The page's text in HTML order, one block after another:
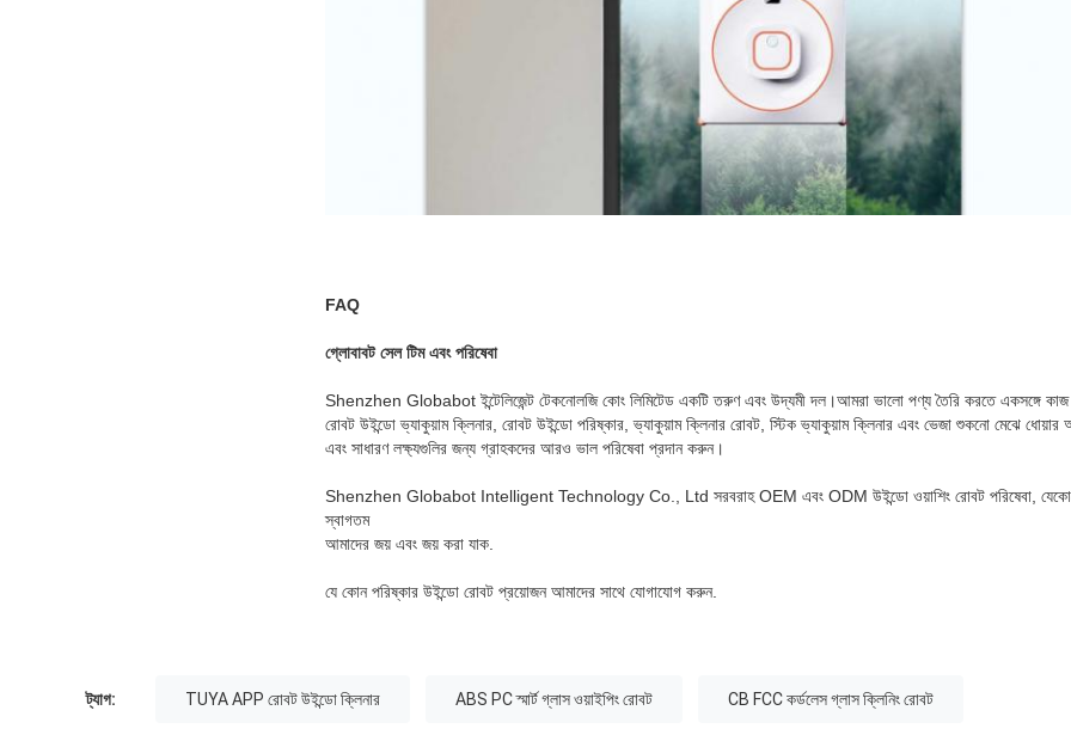
FAQ
গ্লোবাবট সেল টিম এবং পরিষেবা
Shenzhen Globabot ইন্টেলিজেন্ট টেকনোলজি কোং লিমিটেড একটি তরুণ এবং উদ্যমী দল।আমরা ভালো পণ্য তৈরি করতে একসঙ্গে কাজ
রোবট উইন্ডো ভ্যাকুয়াম ক্লিনার, রোবট উইন্ডো পরিষ্কার, ভ্যাকুয়াম ক্লিনার রোবট, স্টিক ভ্যাকুয়াম ক্লিনার এবং ভেজা শুকনো মেঝে
এবং সাধারণ লক্ষ্যগুলির জন্য গ্রাহকদের আরও ভাল পরিষেবা প্রদান করুন।
Shenzhen Globabot Intelligent Technology Co., Ltd সরবরাহ OEM এবং ODM উইন্ডো ওয়াশিং রোবট পরিষেবা,
স্বাগতম
আমাদের জয় এবং জয় করা যাক.
যে কোন পরিষ্কার উইন্ডো রোবট প্রয়োজন আমাদের সাথে যোগাযোগ করুন.
ট্যাগ: TUYA APP রোবট উইন্ডো ক্লিনার ABS PC স্মার্ট গ্লাস ওয়াইপিং রোবট CB FCC কর্ডলেস গ্লাস ক্লিনিং রোবট